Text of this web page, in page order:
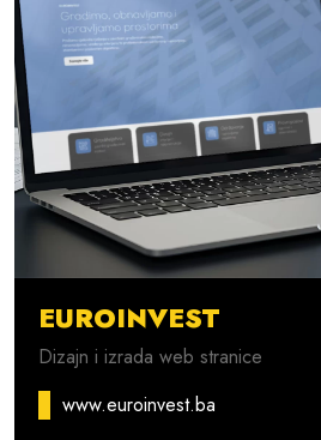
EUROINVEST
Dizajn i izrada web stranice
www.euroinvest.ba